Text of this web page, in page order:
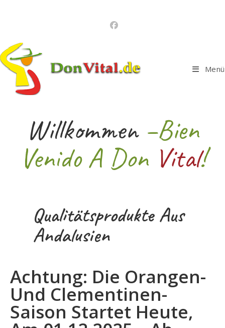
Menü
Willkommen –Bien
Venido A Don Vital!
Qualitätsprodukte Aus
Andalusien
Achtung: Die Orangen-
Und Clementinen-
Saison Startet Heute,